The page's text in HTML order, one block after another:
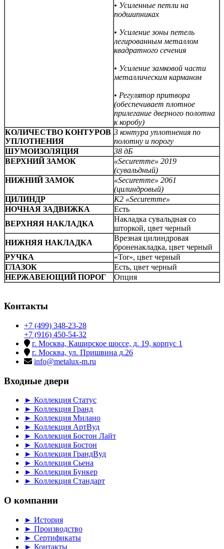
• Усиленные петли на
подшипниках
• Усиление зоны петель
легированным металлом
квадратного сечения
• Усиление замковой части
металлическим карманом
• Регулятор притвора
(обеспечивает плотное
прилегание дверного полотна
к коробу)
КОЛИЧЕСТВО КОНТУРОВ
УПЛОТНЕНИЯ
3 контура уплотнения по
полотну и порогу
ШУМОИЗОЛЯЦИЯ
38 дБ
ВЕРХНИЙ ЗАМОК
«Securemme» 2019
(сувальдный)
НИЖНИЙ ЗАМОК
«Securemme» 2061
(цилиндровый)
ЦИЛИНДР
К2 «Securemme»
НОЧНАЯ ЗАДВИЖКА
Есть
ВЕРХНЯЯ НАКЛАДКА
Накладка сувальдная со
шторкой, цвет черный
НИЖНЯЯ НАКЛАДКА
Врезная цилиндровая
броненакладка, цвет черный
РУЧКА
«Tor», цвет черный
ГЛАЗОК
Есть, цвет черный
НЕРЖАВЕЮЩИЙ ПОРОГ
Опция
Контакты
+7 (499) 348-23-28
+7 (916) 450-54-32
г. Москва, Каширское шоссе, д. 19, корпус 1
г. Москва, ул. Пришвина д.26
info@metalux-m.ru
Входные двери
► Коллекция Статус
► Коллекция Гранд
► Коллекция Милано
► Коллекция АртВуд
► Коллекция Бостон Лайт
► Коллекция Бостон
► Коллекция ГрандВуд
► Коллекция Сьена
► Коллекция Бункер
► Коллекция Стандарт
О компании
► История
► Производство
► Сертификаты
► Контакты